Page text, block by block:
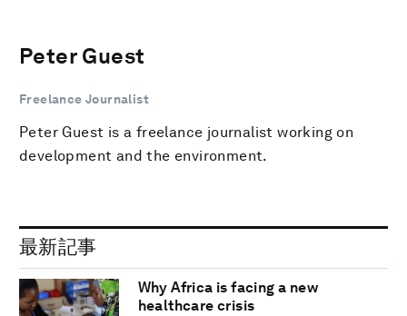
Peter Guest
Freelance Journalist
Peter Guest is a freelance journalist working on
development and the environment.
最新記事
Why Africa is facing a new
healthcare crisis